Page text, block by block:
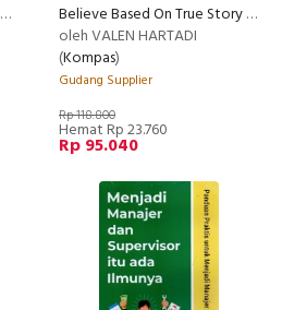
Kawasan Ekonomi Keberadaan, Peluang & Tantangan
Believe Based On True Story About Faith, Dream And Courage
oleh VALEN HARTADI
(Kompas)
Gudang Supplier
Rp 118.800
Hemat Rp 23.760
Rp 95.040